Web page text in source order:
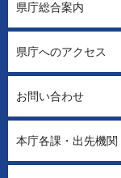
県庁総合案内
県庁へのアクセス
お問い合わせ
本庁各課・出先機関